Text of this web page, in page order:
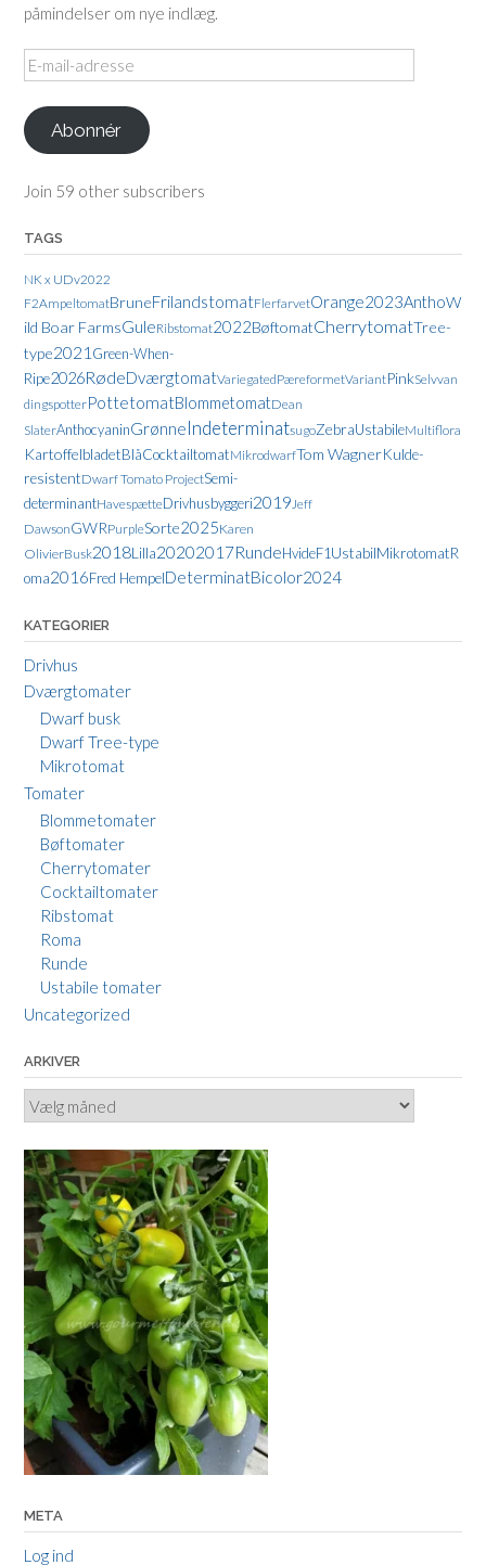
påmindelser om nye indlæg.
E-
mail-
adresse
Abonnér
Join 59 other subscribers
TAGS
NK x UDv2022
F2AmpeltomatBruneFrilandstomatFlerfarvetOrange2023AnthoW
ild Boar FarmsGuleRibstomat2022BøftomatCherrytomatTree-
type2021 Green-When-
Ripe2026RødeDværgtomatVariegatedPæreformetVariantPinkSelvvan
dingspotterPottetomatBlommetomatDean
SlaterAnthocyaninGrønneIndeterminatsugoZebraUstabileMultiflora
KartoffelbladetBlåCocktailtomatMikrodwarfTom WagnerKulde-
resistentDwarf Tomato ProjectSemi-
determinantHavespætteDrivhusbyggeri2019 Jeff
DawsonGWRPurpleSorte2025Karen
OlivierBusk2018Lilla20202017RundeHvideF1UstabilMikrotomatR
oma2016Fred HempelDeterminatBicolor2024
KATEGORIER
Drivhus
Dværgtomater
Dwarf busk
Dwarf Tree-type
Mikrotomat
Tomater
Blommetomater
Bøftomater
Cherrytomater
Cocktailtomater
Ribstomat
Roma
Runde
Ustabile tomater
Uncategorized
ARKIVER
Arkiver
META
Log ind